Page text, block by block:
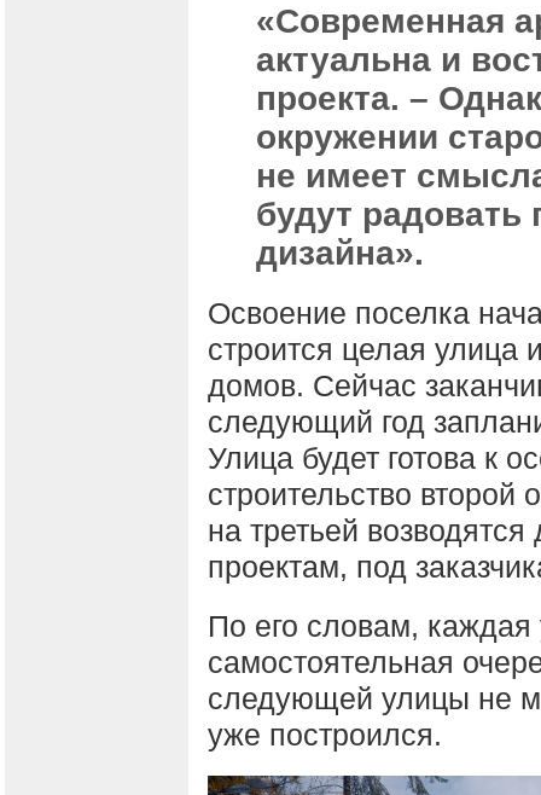
«Современная
актуальна и
проекта. –
окружении
не имеет
будут радовать
дизайна».
Освоение поселка
строится целая улица
домов. Сейчас
следующий год
Улица будет готова к
строительство
на третьей
проектам, под
По его словам,
самостоятельная
следующей улицы не
уже построился.